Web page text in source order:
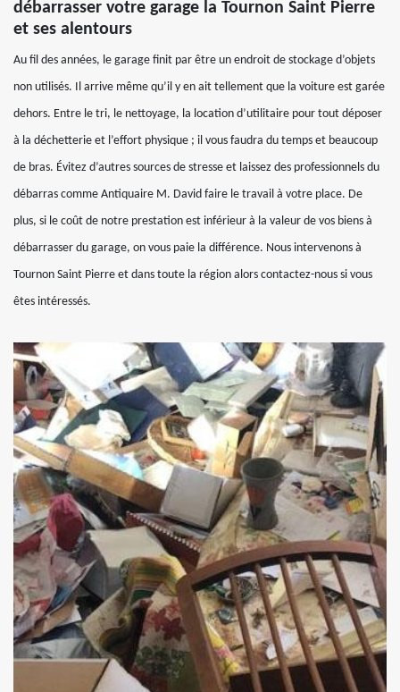
débarrasser votre garage la Tournon Saint Pierre
et ses alentours
Au fil des années, le garage finit par être un endroit de stockage d’objets
non utilisés. Il arrive même qu’il y en ait tellement que la voiture est garée
dehors. Entre le tri, le nettoyage, la location d’utilitaire pour tout déposer
à la déchetterie et l’effort physique ; il vous faudra du temps et beaucoup
de bras. Évitez d’autres sources de stresse et laissez des professionnels du
débarras comme Antiquaire M. David faire le travail à votre place. De
plus, si le coût de notre prestation est inférieur à la valeur de vos biens à
débarrasser du garage, on vous paie la différence. Nous intervenons à
Tournon Saint Pierre et dans toute la région alors contactez-nous si vous
êtes intéressés.